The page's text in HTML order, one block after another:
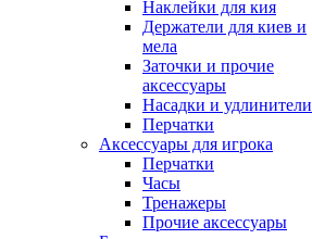
Наклейки для кия
Держатели для киев и
мела
Заточки и прочие
аксессуары
Насадки и удлинители
Перчатки
Аксессуары для игрока
Перчатки
Часы
Тренажеры
Прочие аксессуары